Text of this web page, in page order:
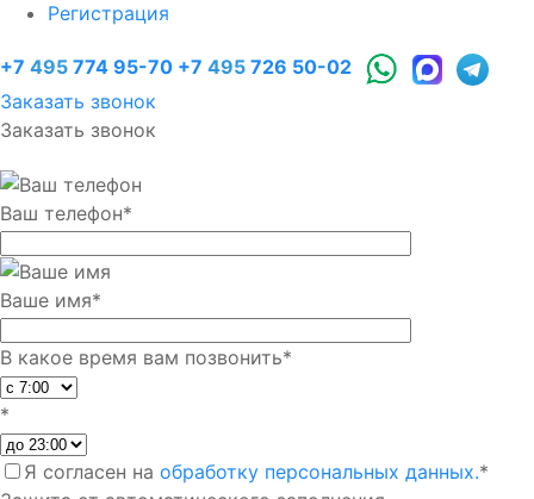
Регистрация
+7 495 774 95-70 +7 495 726 50-02
Заказать звонок
Заказать звонок
Ваш телефон*
Ваше имя*
В какое время вам позвонить*
*
Я согласен на обработку персональных данных.*